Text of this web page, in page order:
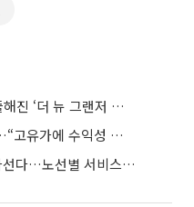
효율·AI 더했다…더 강하고 알뜰해진 ‘더 뉴 그랜저 하이브리드’
진에어, 2분기 영업손실 731억…“고유가에 수익성 악화”
새출발 트리니티항공, 재도약 나선다…노선별 서비스 차별화